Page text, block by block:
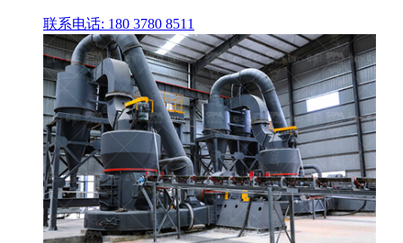
联系电话: 180 3780 8511